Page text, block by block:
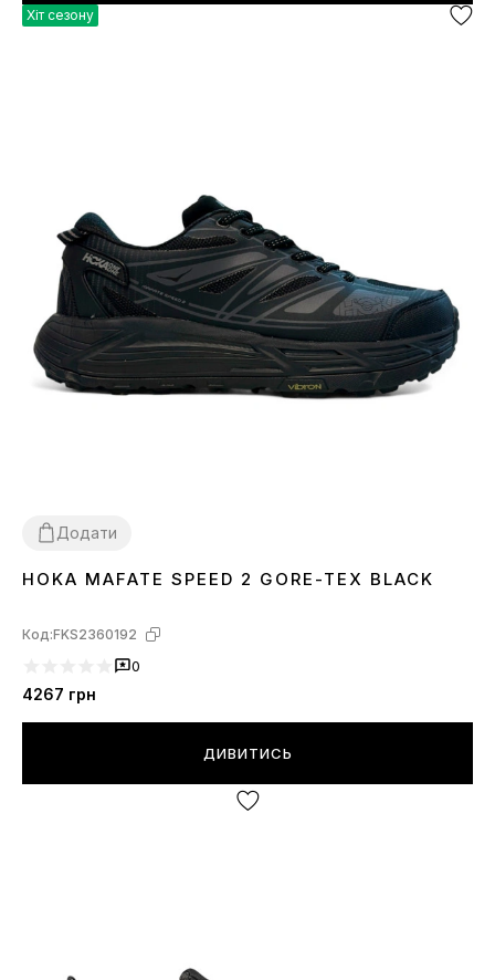
Хіт сезону
Додати
41 4243444546
HOKA MAFATE SPEED 2 GORE-TEX BLACK
Код:FKS2360192
0
4267 грн
ДИВИТИСЬ